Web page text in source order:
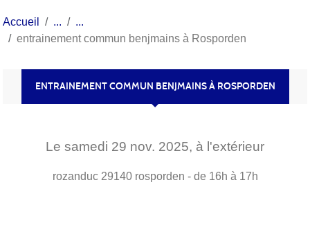
Accueil
entrainement commun benjmains à Rosporden
ENTRAINEMENT COMMUN BENJMAINS À ROSPORDEN
Le samedi 29 nov. 2025, à l'extérieur
rozanduc 29140 rosporden - de 16h à 17h